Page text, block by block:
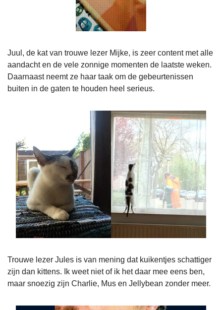
Juul, de kat van trouwe lezer Mijke, is zeer content met alle
aandacht en de vele zonnige momenten de laatste weken.
Daarnaast neemt ze haar taak om de gebeurtenissen
buiten in de gaten te houden heel serieus.
Trouwe lezer Jules is van mening dat kuikentjes schattiger
zijn dan kittens. Ik weet niet of ik het daar mee eens ben,
maar snoezig zijn Charlie, Mus en Jellybean zonder meer.